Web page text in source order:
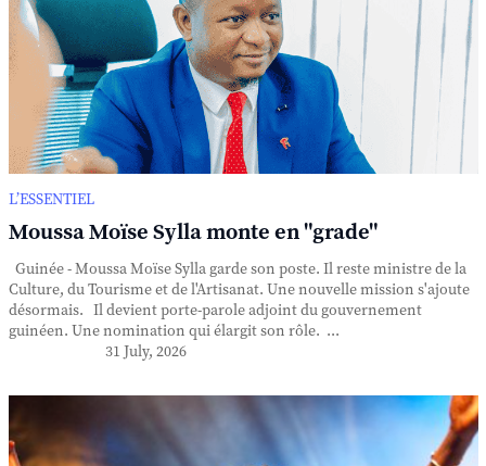
L’ESSENTIEL
Moussa Moïse Sylla monte en "grade"
Guinée - Moussa Moïse Sylla garde son poste. Il reste ministre de la
Culture, du Tourisme et de l'Artisanat. Une nouvelle mission s'ajoute
désormais. Il devient porte-parole adjoint du gouvernement
guinéen. Une nomination qui élargit son rôle. ...
31 July, 2026